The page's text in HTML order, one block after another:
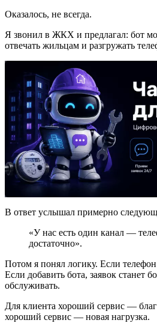
Оказалось, не всегда.
Я звонил в ЖКХ и предлагал: бот
отвечать жильцам и разгружать
В ответ услышал примерно
«У нас есть один канал —
достаточно».
Потом я понял логику. Если телефон
Если добавить бота, заявок станет
обслуживать.
Для клиента хороший сервис —
хороший сервис — новая нагрузка.